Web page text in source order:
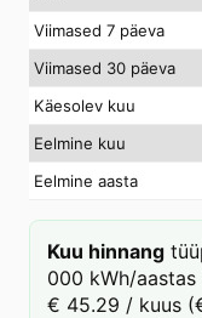
Viimased 7 päeva
Viimased 30 päeva
Käesolev kuu
Eelmine kuu
Eelmine aasta
Kuu hinnang
000 kWh/aastas
€ 45.29 / kuus